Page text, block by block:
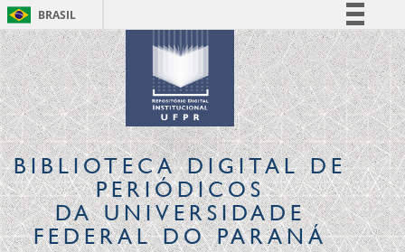
BRASIL
Simplifique!
Comunica BR
Participe
Acesso à informação
Legislação
Canais
BIBLIOTECA DIGITALDE
PERIÓDICOS
DA UNIVERSIDADE
FEDERAL DO PARANÁ